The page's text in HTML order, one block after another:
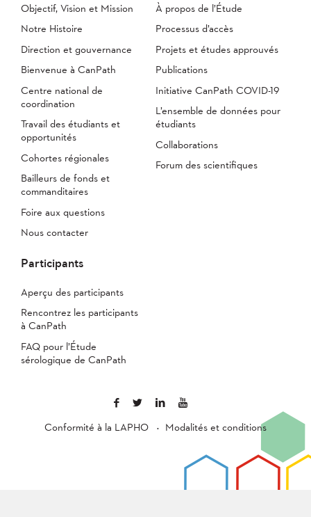
Objectif, Vision et Mission
Notre Histoire
Direction et gouvernance
Bienvenue à CanPath
Centre national de
coordination
Travail des étudiants et
opportunités
Cohortes régionales
Bailleurs de fonds et
commanditaires
Foire aux questions
Nous contacter
À propos de l’Étude
Processus d’accès
Projets et études approuvés
Publications
Initiative CanPath COVID-19
L’ensemble de données pour
étudiants
Collaborations
Forum des scientifiques
Participants
Aperçu des participants
Rencontrez les participants
à CanPath
FAQ pour l’Étude
sérologique de CanPath
Conformité à la LAPHO Modalités et conditions